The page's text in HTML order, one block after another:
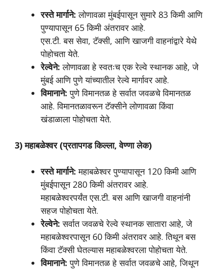
रस्ते मार्गाने:लोणावळा मुंबईपासून सुमारे 83 किमी आणि
पुण्यापासून 65 किमी अंतरावर आहे.
एस.टी. बस सेवा, टॅक्सी, आणि खाजगी वाहनांद्वारे येथे
पोहोचता येते.
रेल्वेने: लोणावळा हे स्वतःच एक रेल्वे स्थानक आहे, जे
मुंबई आणि पुणे यांच्यातील रेल्वे मार्गावर आहे.
विमानाने: पुणे विमानतळ हे सर्वात जवळचे विमानतळ
आहे. विमानतळावरून टॅक्सीने लोणावळा किंवा
खंडाळाला पोहोचता येते.
3) महाबळेश्वर (प्रतापगड किल्ला, वेण्णा लेक)
रस्ते मार्गाने: महाबळेश्वर पुण्यापासून 120 किमी आणि
मुंबईपासून 280 किमी अंतरावर आहे.
महाबळेश्वरपर्यंत एस.टी. बस आणि खाजगी वाहनांनी
सहज पोहोचता येते.
रेल्वेने: सर्वात जवळचे रेल्वे स्थानक सातारा आहे, जे
महाबळेश्वरपासून 60 किमी अंतरावर आहे. तिथून बस
किंवा टॅक्सी घेतल्यास महाबळेश्वरला पोहोचता येते.
विमानाने: पुणे विमानतळ हे सर्वात जवळचे आहे, जिथून